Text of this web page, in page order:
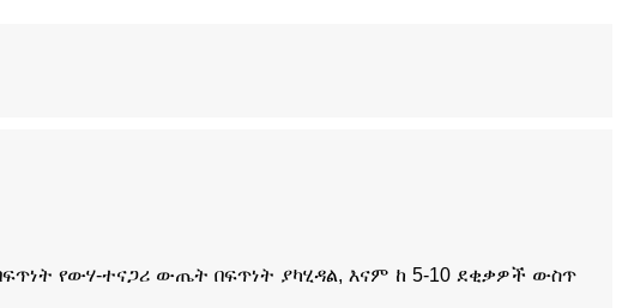
የውሃ-ተናጋሪ ውጤት በፍጥነት ያካሂዳል, እናም ከ 5-10 ደቂቃዎች ውስጥ